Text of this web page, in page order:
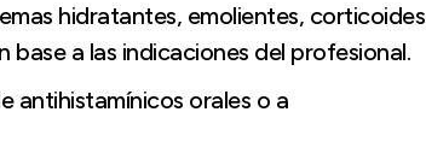
hidratantes, emolientes, corticoides
a las indicaciones del profesional.
antihistamínicos orales o a